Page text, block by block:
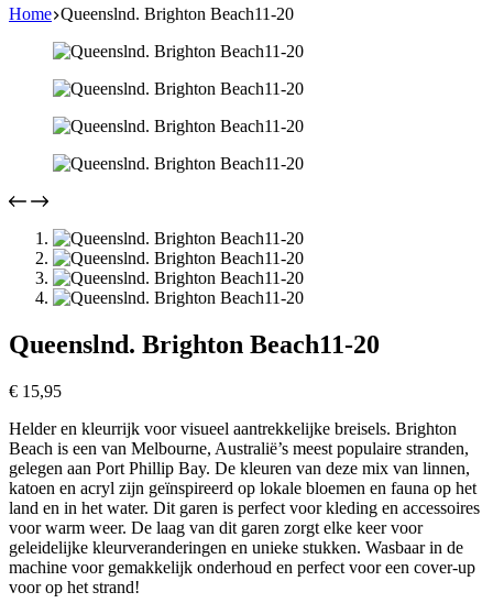
Home Queenslnd. Brighton Beach11-20
Queenslnd. Brighton Beach11-20
€ 15,95
Helder en kleurrijk voor visueel aantrekkelijke breisels. Brighton
Beach is een van Melbourne, Australië’s meest populaire stranden,
gelegen aan Port Phillip Bay. De kleuren van deze mix van linnen,
katoen en acryl zijn geïnspireerd op lokale bloemen en fauna op het
land en in het water. Dit garen is perfect voor kleding en accessoires
voor warm weer. De laag van dit garen zorgt elke keer voor
geleidelijke kleurveranderingen en unieke stukken. Wasbaar in de
machine voor gemakkelijk onderhoud en perfect voor een cover-up
voor op het strand!